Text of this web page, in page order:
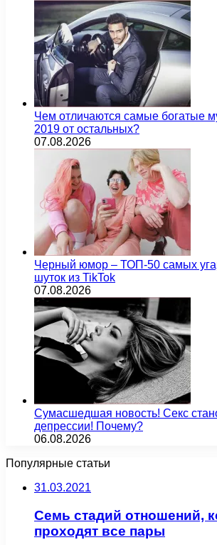
Чем отличаются самые богатые
2019 от остальных?
07.08.2026
Черный юмор – ТОП-50 самых
шуток из TikTok
07.08.2026
Сумасшедшая новость! Секс
депрессии! Почему?
06.08.2026
Популярные статьи
31.03.2021
Семь стадий отношений,
проходят все пары